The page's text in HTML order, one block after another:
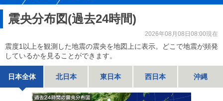
震央分布図(過去24時間)
2026年08月08日08:00現在
震度1以上を観測した地震の震央を地図上に表示。どこで地震が頻発
しているかを見ることができます。
日本全体 北日本 東日本 西日本 沖縄